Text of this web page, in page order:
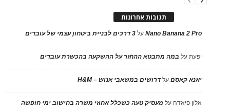
תגובות אחרונות
Nano Banana 2 Proעל 3 דרכים לבניית ביטחון עצמי של עובדים
יפעתעל במה מתבטא ההחזר על ההשקעה בהכשרת עובדים
יאנא קאסםעלדרושים במשאבי אנוש – H&M
אלון פיאדה על מעסיק טעה כשכלל אחוזי משרה בחישוב ימי חופשה